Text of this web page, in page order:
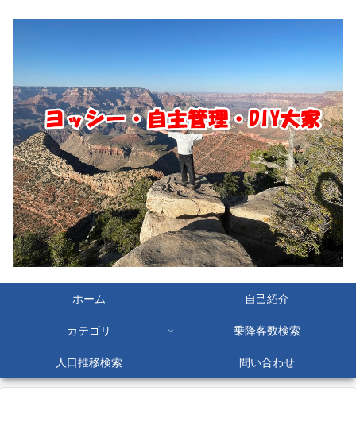
ホーム 自己紹介
カテゴリ 乗降客数検索
人口推移検索 問い合わせ